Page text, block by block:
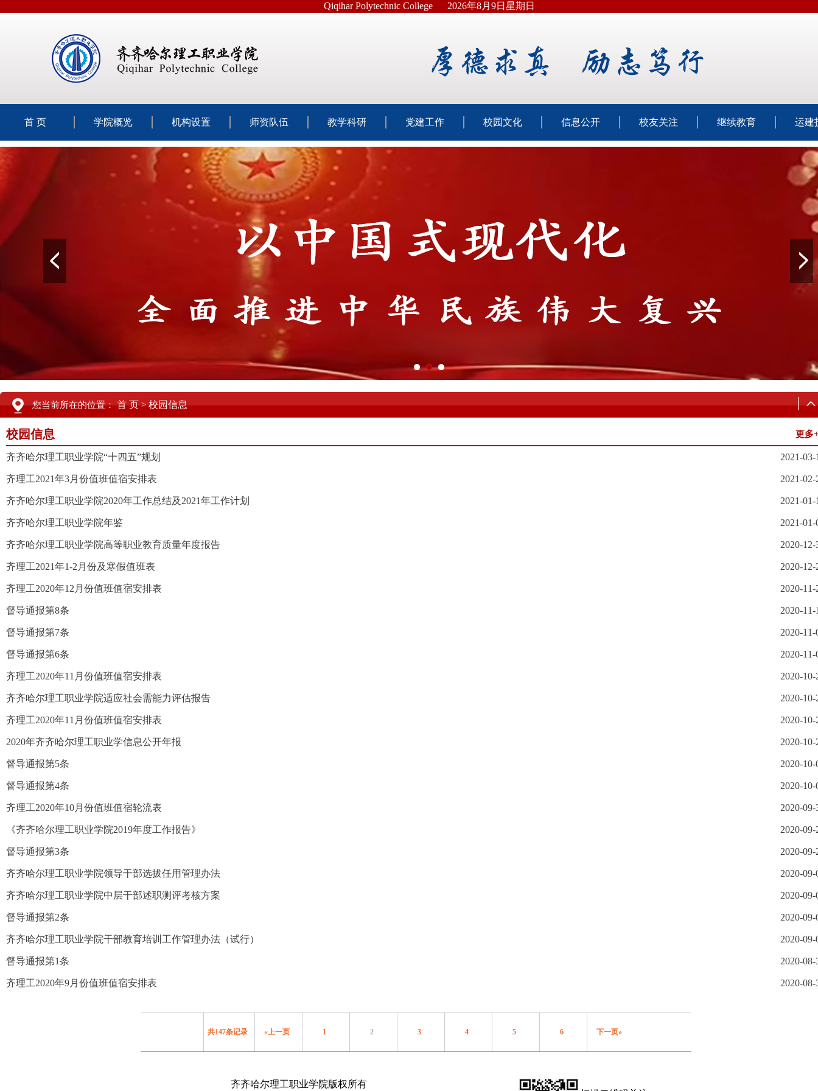
Qiqihar Polytechnic College 2026年8月9日星期日
首 页 学院概览 机构设置 师资队伍 教学科研 党建工作 校园文化 信息公开 校友关注 继续教育 运建
您当前所在的位置：首 页>校园信息
校园信息 更多
齐齐哈尔理工职业学院“十四五”规划 2021-03-
齐理工2021年3月份值班值宿安排表 2021-02-
齐齐哈尔理工职业学院2020年工作总结及2021年工作计划 2021-01-
齐齐哈尔理工职业学院年鉴 2021-01-
齐齐哈尔理工职业学院高等职业教育质量年度报告 2020-12-
齐理工2021年1-2月份及寒假值班表 2020-12-
齐理工2020年12月份值班值宿安排表 2020-11-
督导通报第8条 2020-11-
督导通报第7条 2020-11-
督导通报第6条 2020-11-
齐理工2020年11月份值班值宿安排表 2020-10-
齐齐哈尔理工职业学院适应社会需能力评估报告 2020-10-
齐理工2020年11月份值班值宿安排表 2020-10-
2020年齐齐哈尔理工职业学信息公开年报 2020-10-
督导通报第5条 2020-10-
督导通报第4条 2020-10-
齐理工2020年10月份值班值宿轮流表 2020-09-
《齐齐哈尔理工职业学院2019年度工作报告》 2020-09-
督导通报第3条 2020-09-
齐齐哈尔理工职业学院领导干部选拔任用管理办法 2020-09-
齐齐哈尔理工职业学院中层干部述职测评考核方案 2020-09-
督导通报第2条 2020-09-
齐齐哈尔理工职业学院干部教育培训工作管理办法（试行） 2020-09-
督导通报第1条 2020-08-
齐理工2020年9月份值班值宿安排表 2020-08-
共147条记录 «上一页 1 2 3 4 5 6 下一页»
齐齐哈尔理工职业学院版权所有